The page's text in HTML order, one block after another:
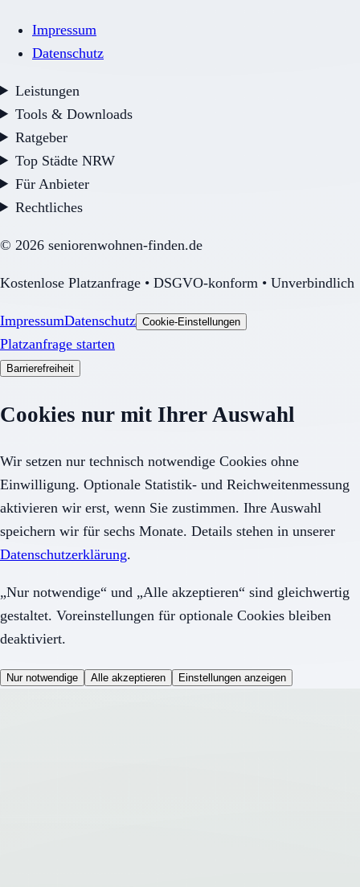
Impressum
Datenschutz
Leistungen
Tools & Downloads
Ratgeber
Top Städte NRW
Für Anbieter
Rechtliches
© 2026 seniorenwohnen-finden.de
Kostenlose Platzanfrage • DSGVO-konform • Unverbindlich
ImpressumDatenschutz Cookie-Einstellungen
Platzanfrage starten
Barrierefreiheit
Cookies nur mit Ihrer Auswahl
Wir setzen nur technisch notwendige Cookies ohne
Einwilligung. Optionale Statistik- und Reichweitenmessung
aktivieren wir erst, wenn Sie zustimmen. Ihre Auswahl
speichern wir für sechs Monate. Details stehen in unserer
Datenschutzerklärung.
„Nur notwendige“ und „Alle akzeptieren“ sind gleichwertig
gestaltet. Voreinstellungen für optionale Cookies bleiben
deaktiviert.
Nur notwendige Alle akzeptieren Einstellungen anzeigen